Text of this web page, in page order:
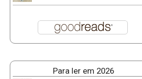
Para ler em 2026